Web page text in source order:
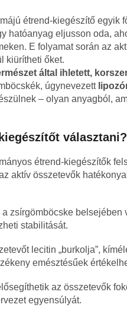
étrend-kiegészítő egyik
hatóanyag eljusson oda,
E folyamat során az
kiürítheti őket.
által ihletett,
úgynevezett
– olyan anyagból,
választani?
étrend-kiegészítők
aktív összetevők
zsírgömböcske belsejében
stabilitását.
lecitin „burkolja”,
emésztésűek
az összetevők
egyensúlyát.